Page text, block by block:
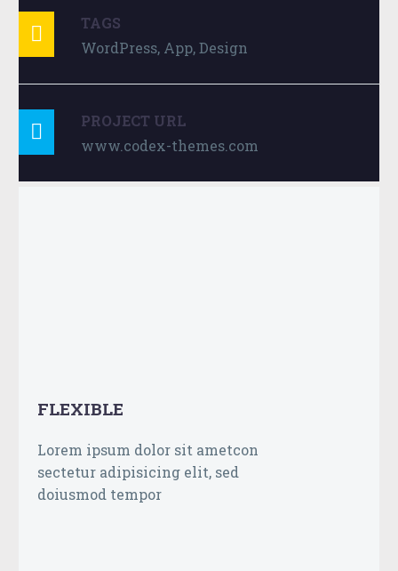

TAGS
WordPress, App, Design

PROJECT URL
www.codex-themes.com
FLEXIBLE
Lorem ipsum dolor sit ametcon
sectetur adipisicing elit, sed
doiusmod tempor